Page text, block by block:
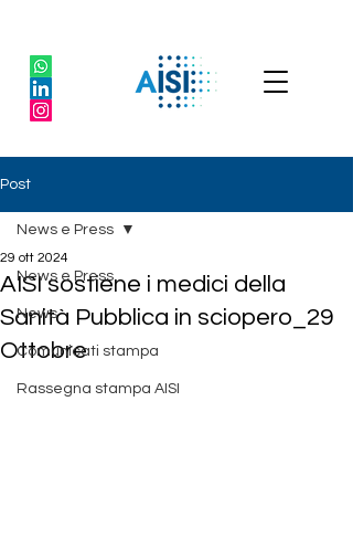
Post
News e Press
News
Comunicati stampa
Rassegna stampa AISI
News e Press
AISI sostiene i medici della
Sanità Pubblica in sciopero_29
Ottobre
29 ott 2024